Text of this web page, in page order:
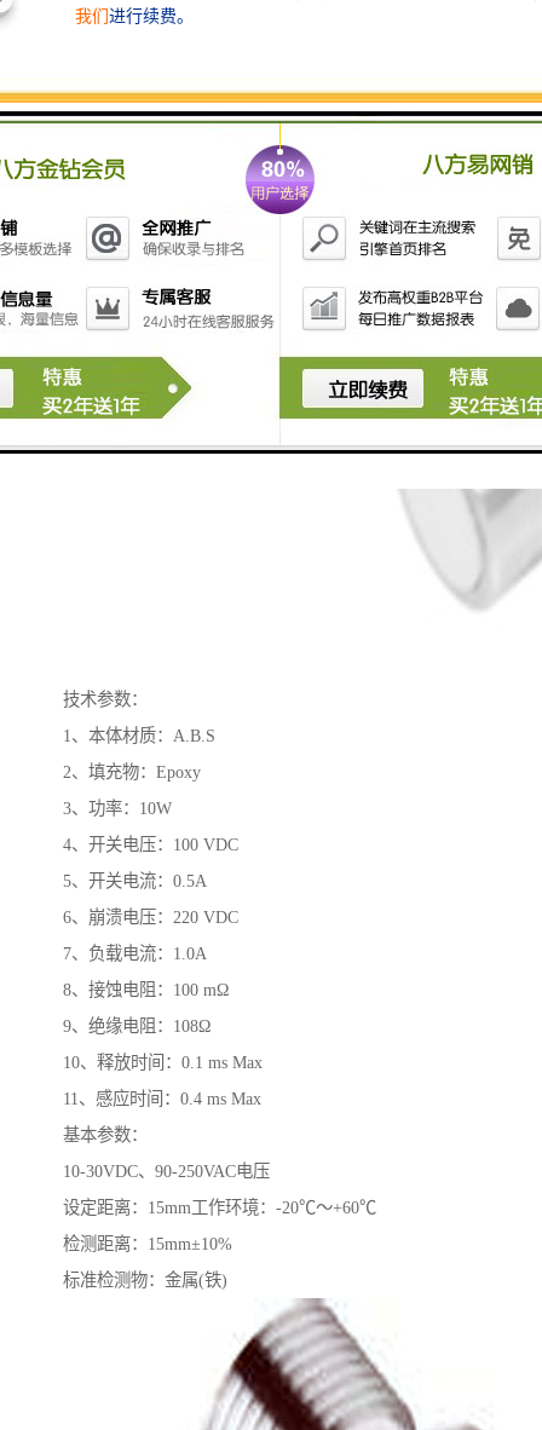
技术参数：
1、本体材质：A.B.S
2、填充物：Epoxy
3、功率：10W
4、开关电压：100 VDC
5、开关电流：0.5A
6、崩溃电压：220 VDC
7、负载电流：1.0A
8、接蚀电阻：100 mΩ
9、绝缘电阻：108Ω
10、释放时间：0.1 ms Max
11、感应时间：0.4 ms Max
基本参数：
10-30VDC、90-250VAC电压
设定距离：15mm工作环境：-20℃～+60℃
检测距离：15mm±10%
标准检测物：金属(铁)